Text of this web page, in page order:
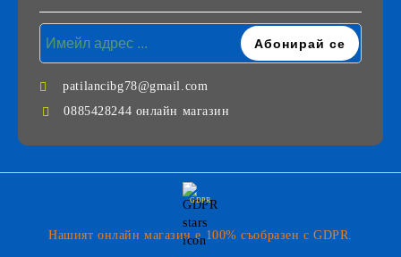
patilancibg78@gmail.com
0885428244 онлайн магазин
GDPR
Нашият онлайн магазин е 100% съобразен с GDPR.